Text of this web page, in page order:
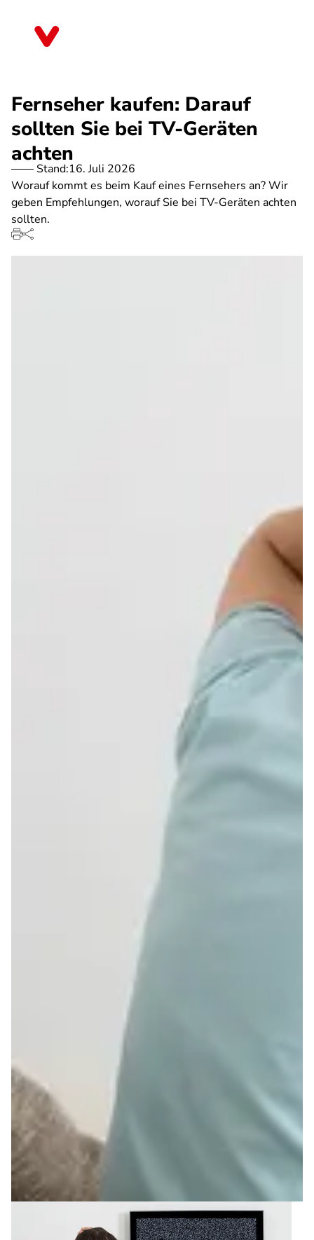
Fernseher kaufen: Darauf
sollten Sie bei TV-Geräten
achten
Stand:16. Juli 2026
Worauf kommt es beim Kauf eines Fernsehers an? Wir
geben Empfehlungen, worauf Sie bei TV-Geräten achten
sollten.